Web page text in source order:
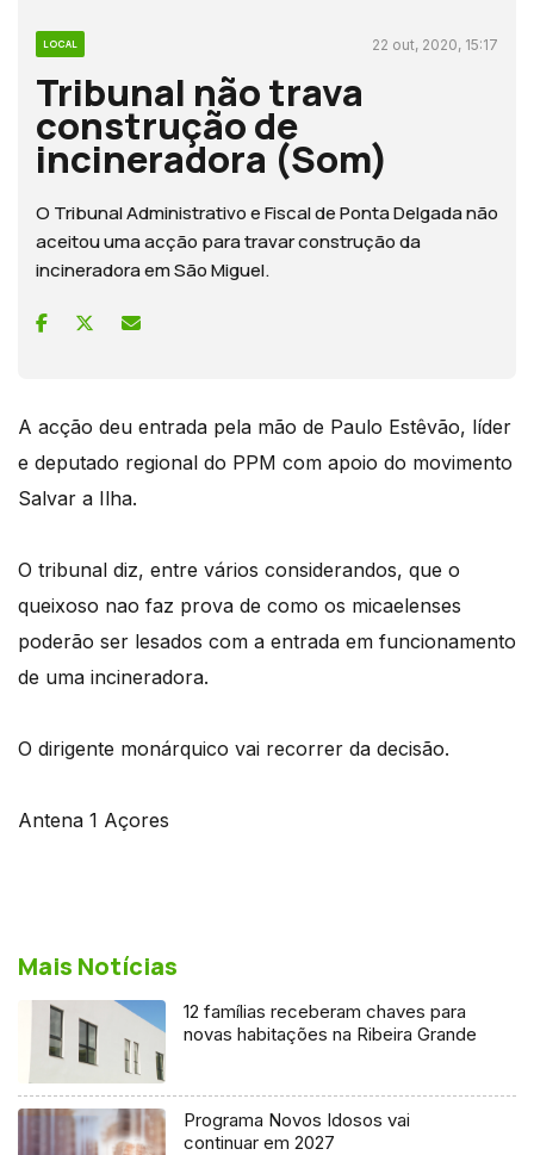
LOCAL 22 out, 2020, 15:17
Tribunal não trava
construção de
incineradora (Som)
O Tribunal Administrativo e Fiscal de Ponta Delgada não
aceitou uma acção para travar construção da
incineradora em São Miguel.
A acção deu entrada pela mão de Paulo Estêvão, líder
e deputado regional do PPM com apoio do movimento
Salvar a Ilha.
O tribunal diz, entre vários considerandos, que o
queixoso nao faz prova de como os micaelenses
poderão ser lesados com a entrada em funcionamento
de uma incineradora.
O dirigente monárquico vai recorrer da decisão.
Antena 1 Açores
Mais Notícias
12 famílias receberam chaves para
novas habitações na Ribeira Grande
Programa Novos Idosos vai
continuar em 2027